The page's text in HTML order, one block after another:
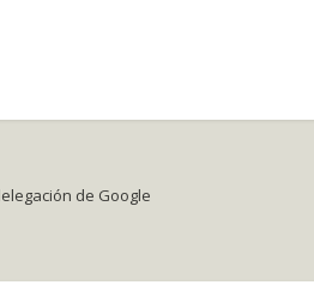
de Google